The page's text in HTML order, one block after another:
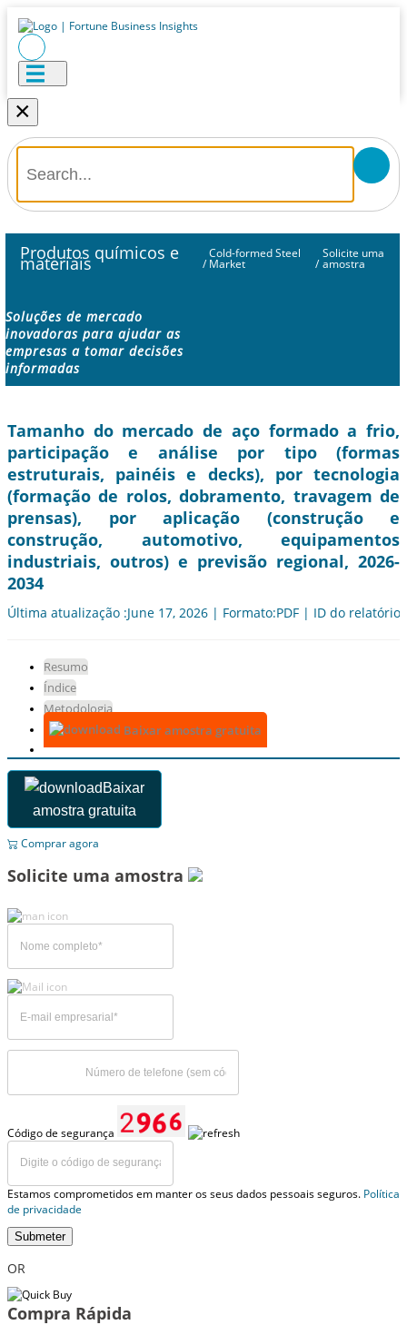
×
Produtos químicos e
materiais /
Cold-formed Steel
Market /
Solicite uma
amostra
Soluções de mercado
inovadoras para ajudar as
empresas a tomar decisões
informadas
Tamanho do mercado de aço formado a frio,
participação e análise por tipo (formas
estruturais, painéis e decks), por tecnologia
(formação de rolos, dobramento, travagem de
prensas), por aplicação (construção e
construção, automotivo, equipamentos
industriais, outros) e previsão regional, 2026-
2034
Última atualização :June 17, 2026 | Formato:PDF | ID do relatório:
Resumo
Índice
Metodologia
Baixar amostra gratuita
Baixar
amostra gratuita
Comprar agora
Solicite uma amostra
Código de segurança
Estamos comprometidos em manter os seus dados pessoais seguros. Política
de privacidade
Submeter
OR
Compra Rápida